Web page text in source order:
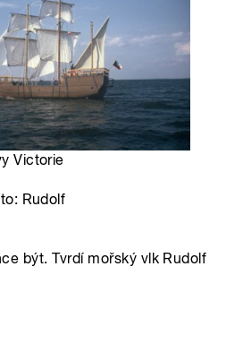
Victorie
Rudolf
být. Tvrdí mořský vlk Rudolf